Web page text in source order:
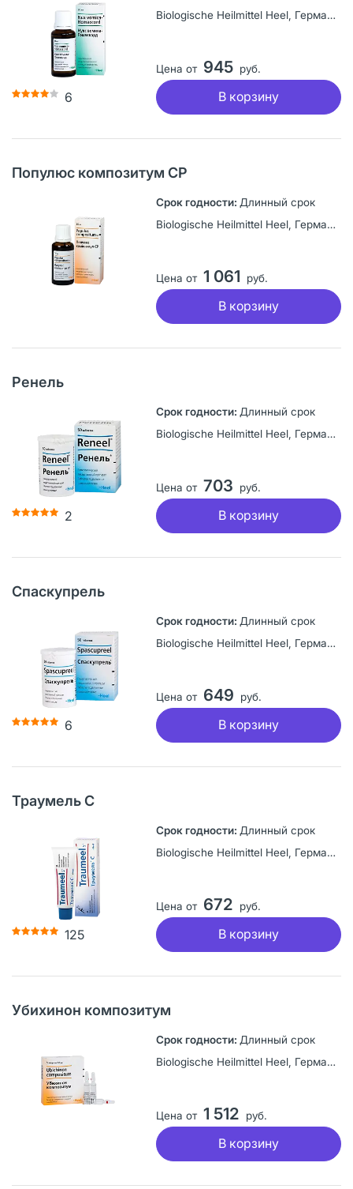
6
Biologische Heilmittel Heel, Германия
Цена от 945 руб.
В корзину
Популюс композитум CР
Длинный срок
Biologische Heilmittel Heel, Германия
Цена от 1 061 руб.
В корзину
Ренель
2
Длинный срок
Biologische Heilmittel Heel, Германия
Цена от 703 руб.
В корзину
Спаскупрель
6
Длинный срок
Biologische Heilmittel Heel, Германия
Цена от 649 руб.
В корзину
Траумель С
125
Длинный срок
Biologische Heilmittel Heel, Германия
Цена от 672 руб.
В корзину
Убихинон композитум
Длинный срок
Biologische Heilmittel Heel, Германия
Цена от 1 512 руб.
В корзину